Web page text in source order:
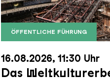
mit dem Gasometer im
| Karl Heinrich Veith
ÖFFENTLICHE FÜHRUNG
Der Erzschrägaufzug der
Copyright:
16.08.2026, 11:30 Uhr
Das